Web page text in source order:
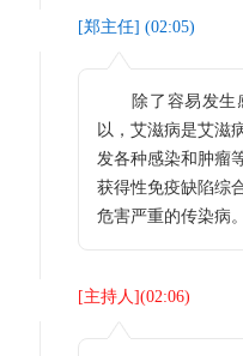
[郑主任] (02:05)
除了容易发生感
以，艾滋病是艾滋
发各种感染和肿瘤
获得性免疫缺陷综
危害严重的传染病。
[主持人](02:06)